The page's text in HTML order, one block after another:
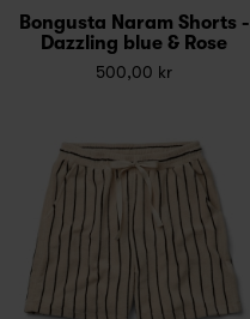
Bongusta Naram Shorts -
Dazzling blue & Rose
500,00 kr